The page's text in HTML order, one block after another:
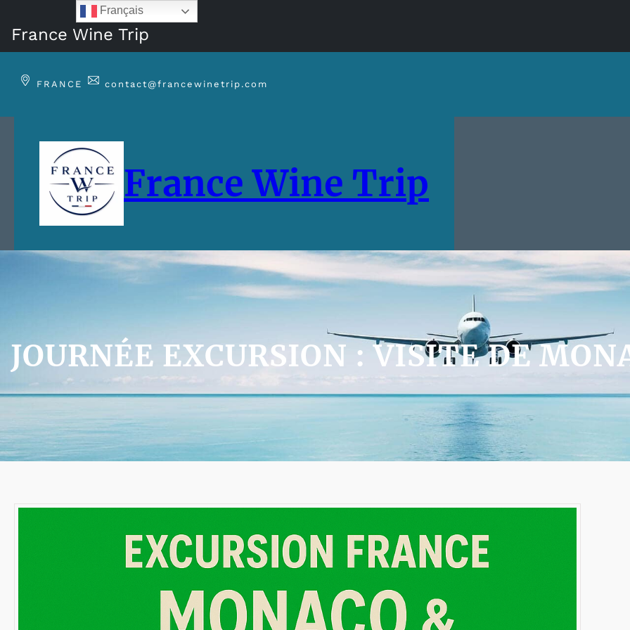
France Wine Trip
FRANCE contact@francewinetrip.com
France Wine Trip
JOURNÉE EXCURSION : VISITE DE
Français